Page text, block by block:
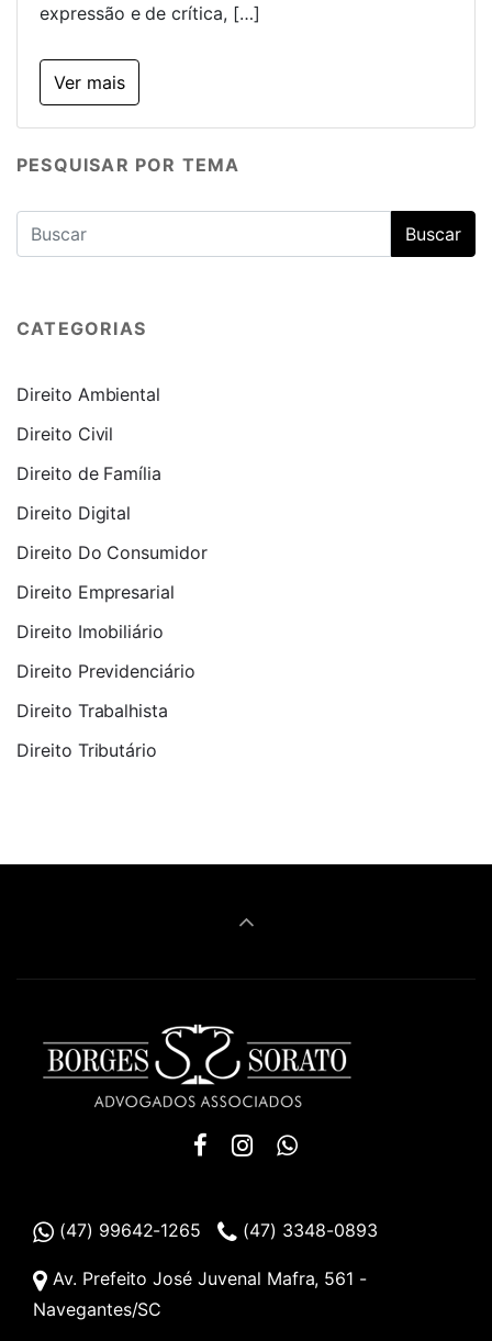
expressão e de crítica, […]
Ver mais
PESQUISAR POR TEMA
CATEGORIAS
Direito Ambiental
Direito Civil
Direito de Família
Direito Digital
Direito Do Consumidor
Direito Empresarial
Direito Imobiliário
Direito Previdenciário
Direito Trabalhista
Direito Tributário
(47) 99642-1265 (47) 3348-0893
Av. Prefeito José Juvenal Mafra, 561 -
Navegantes/SC